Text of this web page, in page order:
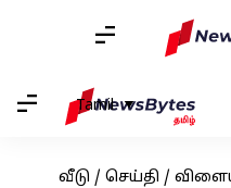
Tamil
வீடு / செய்தி /